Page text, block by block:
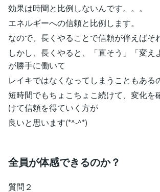
効果は時間と比例しないんです。。。
エネルギーへの信頼と比例します。
なので、長くやることで信頼が伴えばそ
しかし、長くやると、「直そう」「変え
が勝手に働いて
レイキではなくなってしまうこともある
短時間でもちょこちょこ続けて、変化を
けて信頼を得ていく方が
良いと思います(*^-^*)
全員が体感できるのか？
質問２